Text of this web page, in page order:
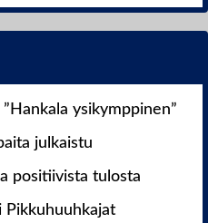
ysikymppinen”
julkaistu
positiivista tulosta
Pikkuhuuhkajat